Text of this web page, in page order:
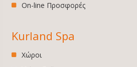
On-line Προσφορές
Kurland Spa
Χώροι